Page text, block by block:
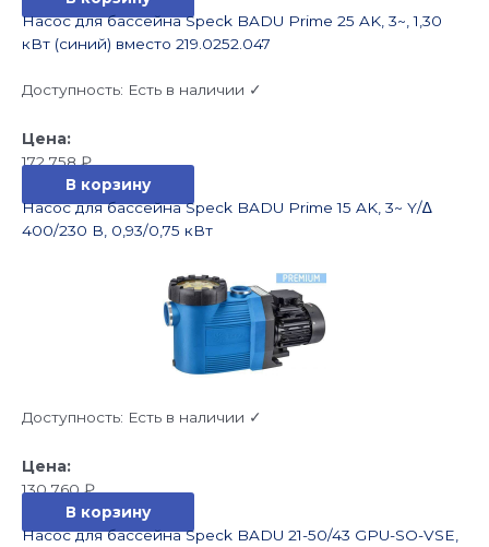
Насос для бассейна Speck BADU Prime 25 AK, 3~, 1,30
кВт (синий) вместо 219.0252.047
Доступность: Есть в наличии ✓
172 758₽
В корзину
Насос для бассейна Speck BADU Prime 15 AK, 3~ Y/∆
400/230 В, 0,93/0,75 кВт
Доступность: Есть в наличии ✓
130 760₽
В корзину
Насос для бассейна Speck BADU 21-50/43 GPU-SO-VSE,